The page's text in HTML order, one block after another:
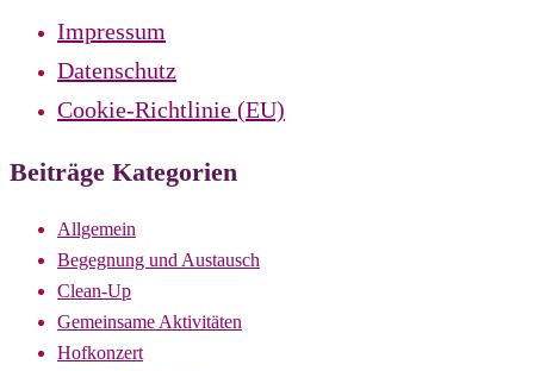
Impressum
Datenschutz
Cookie-Richtlinie (EU)
Beiträge Kategorien
Allgemein
Begegnung und Austausch
Clean-Up
Gemeinsame Aktivitäten
Hofkonzert